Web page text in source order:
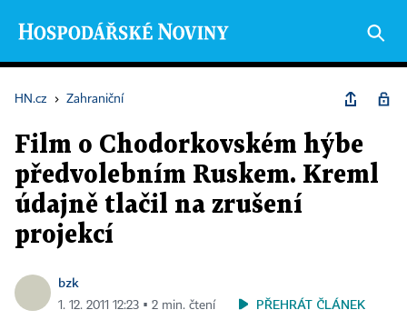
HN.cz › Zahraniční
Film o Chodorkovském hýbe
předvolebním Ruskem. Kreml
údajně tlačil na zrušení
projekcí
bzk
1. 12. 2011 12:23 ▪ 2 min. čtení PŘEHRÁT ČLÁNEK